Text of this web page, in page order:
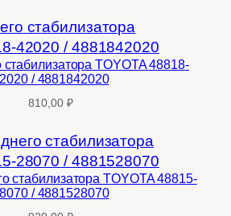
стабилизатора TOYOTA 48818-
/ 4881842020
810,00 ₽
стабилизатора TOYOTA 48815-
/ 4881528070